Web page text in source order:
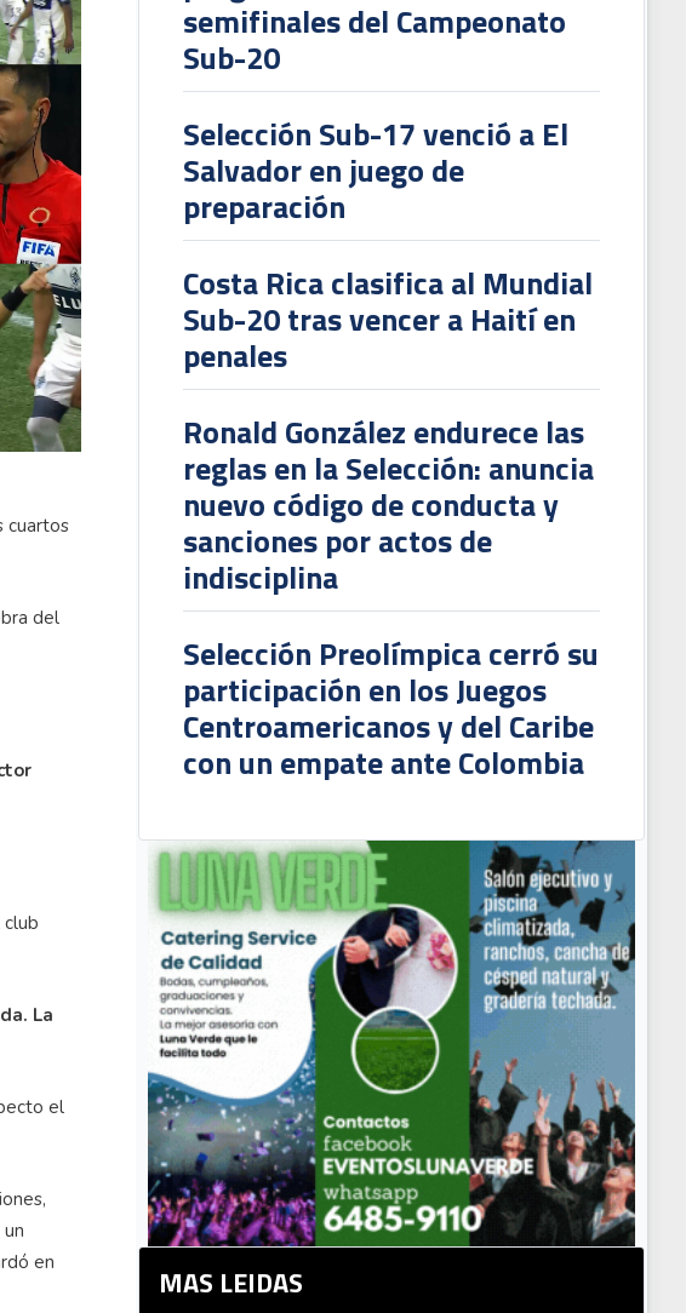
semifinales del Campeonato
Sub-20
Selección Sub-17 venció a El
Salvador en juego de
preparación
Costa Rica clasifica al Mundial
Sub-20 tras vencer a Haití en
penales
Ronald González endurece las
reglas en la Selección: anuncia
nuevo código de conducta y
sanciones por actos de
indisciplina
Selección Preolímpica cerró su
participación en los Juegos
Centroamericanos y del Caribe
con un empate ante Colombia
MAS LEIDAS
cuartos
del
La
el
en